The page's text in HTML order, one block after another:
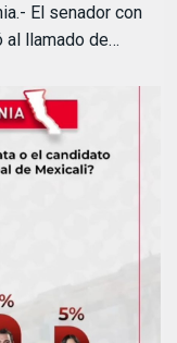
El senador con
al llamado de…